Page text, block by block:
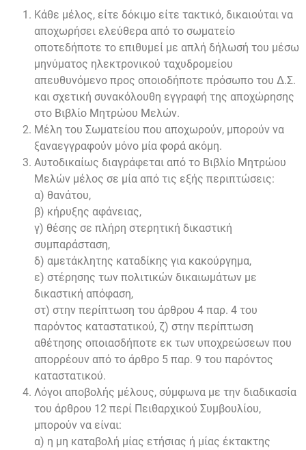
Κάθε μέλος, είτε δόκιμο είτε τακτικό, δικαιούται να
αποχωρήσει ελεύθερα από το σωματείο
οποτεδήποτε το επιθυμεί με απλή δήλωσή του μέσω
μηνύματος ηλεκτρονικού ταχυδρομείου
απευθυνόμενο προς οποιοδήποτε πρόσωπο του Δ.Σ.
και σχετική συνακόλουθη εγγραφή της αποχώρησης
στο Βιβλίο Μητρώου Μελών.
Μέλη του Σωματείου που αποχωρούν, μπορούν να
ξαναεγγραφούν μόνο μία φορά ακόμη.
Αυτοδικαίως διαγράφεται από το Βιβλίο Μητρώου
Μελών μέλος σε μία από τις εξής περιπτώσεις:
α) θανάτου,
β) κήρυξης αφάνειας,
γ) θέσης σε πλήρη στερητική δικαστική
συμπαράσταση,
δ) αμετάκλητης καταδίκης για κακούργημα,
ε) στέρησης των πολιτικών δικαιωμάτων με
δικαστική απόφαση,
στ) στην περίπτωση του άρθρου 4 παρ. 4 του
παρόντος καταστατικού, ζ) στην περίπτωση
αθέτησης οποιασδήποτε εκ των υποχρεώσεων που
απορρέουν από το άρθρο 5 παρ. 9 του παρόντος
καταστατικού.
Λόγοι αποβολής μέλους, σύμφωνα με την διαδικασία
του άρθρου 12 περί Πειθαρχικού Συμβουλίου,
μπορούν να είναι:
α) η μη καταβολή μίας ετήσιας ή μίας έκτακτης